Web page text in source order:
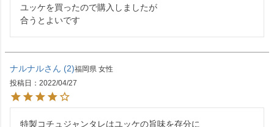
ユッケを買ったので購入しましたが
合うとよいです
ナルナル 2 福岡県 女性
投稿日
2022/04/27
特製コチュジャンタレはユッケの旨味を存分に